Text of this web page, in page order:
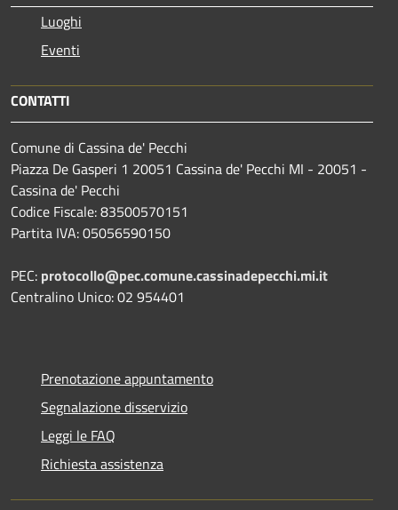
Luoghi
Eventi
CONTATTI
Comune di Cassina de' Pecchi
Piazza De Gasperi 1 20051 Cassina de' Pecchi MI - 20051 -
Cassina de' Pecchi
Codice Fiscale: 83500570151
Partita IVA: 05056590150
PEC: protocollo@pec.comune.cassinadepecchi.mi.it
Centralino Unico: 02 954401
Prenotazione appuntamento
Segnalazione disservizio
Leggi le FAQ
Richiesta assistenza